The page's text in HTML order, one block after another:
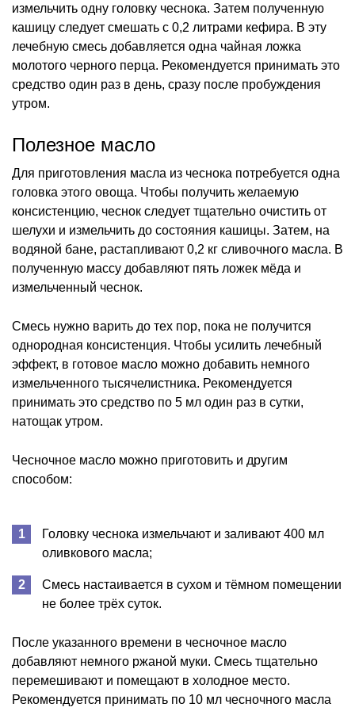
измельчить одну головку чеснока. Затем полученную
кашицу следует смешать с 0,2 литрами кефира. В эту
лечебную смесь добавляется одна чайная ложка
молотого черного перца. Рекомендуется принимать это
средство один раз в день, сразу после пробуждения
утром.
Полезное масло
Для приготовления масла из чеснока потребуется одна
головка этого овоща. Чтобы получить желаемую
консистенцию, чеснок следует тщательно очистить от
шелухи и измельчить до состояния кашицы. Затем, на
водяной бане, растапливают 0,2 кг сливочного масла. В
полученную массу добавляют пять ложек мёда и
измельченный чеснок.
Смесь нужно варить до тех пор, пока не получится
однородная консистенция. Чтобы усилить лечебный
эффект, в готовое масло можно добавить немного
измельченного тысячелистника. Рекомендуется
принимать это средство по 5 мл один раз в сутки,
натощак утром.
Чесночное масло можно приготовить и другим
способом:
Головку чеснока измельчают и заливают 400 мл
оливкового масла;
Смесь настаивается в сухом и тёмном помещении
не более трёх суток.
После указанного времени в чесночное масло
добавляют немного ржаной муки. Смесь тщательно
перемешивают и помещают в холодное место.
Рекомендуется принимать по 10 мл чесночного масла